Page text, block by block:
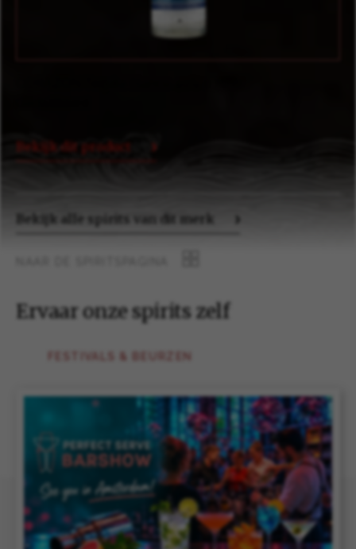
Bekijk dit product
Bekijk alle spirits van dit merk
Ervaar onze spirits zelf